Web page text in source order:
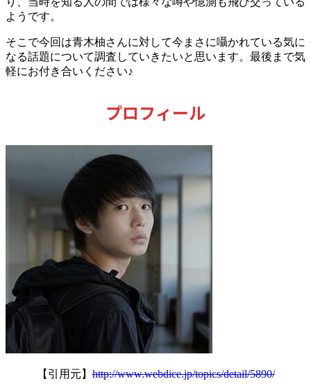
ようです。
そこで今回は青木柚さんに対して今まさに囁かれている気に
なる話題について調査していきたいと思います。 最後まで気
軽にお付き合いください♪
プロフィール
【引用元】http://www.webdice.jp/topics/detail/5890/